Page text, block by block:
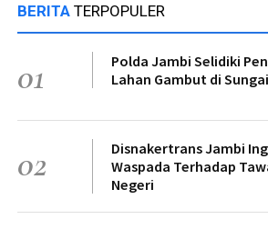
BERITA TERPOPULER
01
Polda Jambi Selidiki
Lahan Gambut di
02
Disnakertrans Jambi
Waspada Terhadap
Negeri